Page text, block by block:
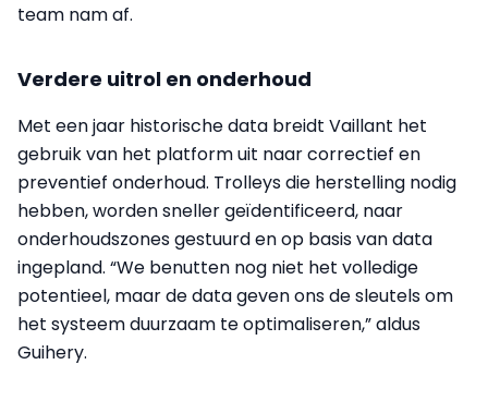
team nam af.
Verdere uitrol en onderhoud
Met een jaar historische data breidt Vaillant het
gebruik van het platform uit naar correctief en
preventief onderhoud. Trolleys die herstelling nodig
hebben, worden sneller geïdentificeerd, naar
onderhoudszones gestuurd en op basis van data
ingepland. “We benutten nog niet het volledige
potentieel, maar de data geven ons de sleutels om
het systeem duurzaam te optimaliseren,” aldus
Guihery.